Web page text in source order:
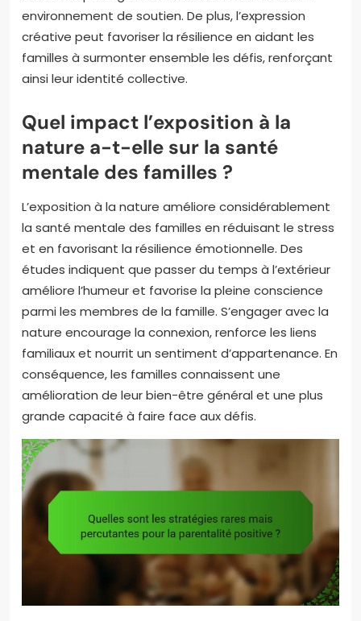
environnement de soutien. De plus, l’expression
créative peut favoriser la résilience en aidant les
familles à surmonter ensemble les défis, renforçant
ainsi leur identité collective.
Quel impact l’exposition à la
nature a-t-elle sur la santé
mentale des familles ?
L’exposition à la nature améliore considérablement
la santé mentale des familles en réduisant le stress
et en favorisant la résilience émotionnelle. Des
études indiquent que passer du temps à l’extérieur
améliore l’humeur et favorise la pleine conscience
parmi les membres de la famille. S’engager avec la
nature encourage la connexion, renforce les liens
familiaux et nourrit un sentiment d’appartenance. En
conséquence, les familles connaissent une
amélioration de leur bien-être général et une plus
grande capacité à faire face aux défis.